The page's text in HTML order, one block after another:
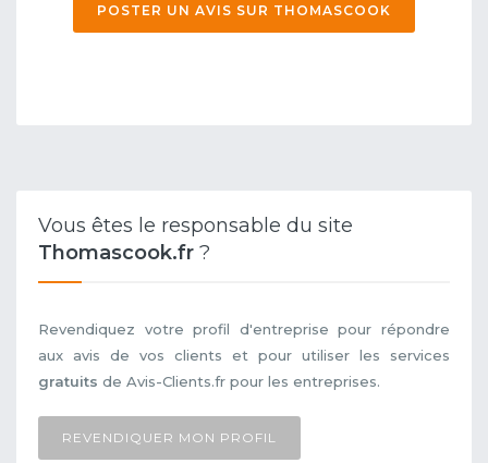
POSTER UN AVIS SUR THOMASCOOK
Vous êtes le responsable du site
Thomascook.fr ?
Revendiquez votre profil d'entreprise pour répondre
aux avis de vos clients et pour utiliser les services
gratuits de Avis-Clients.fr pour les entreprises.
REVENDIQUER MON PROFIL